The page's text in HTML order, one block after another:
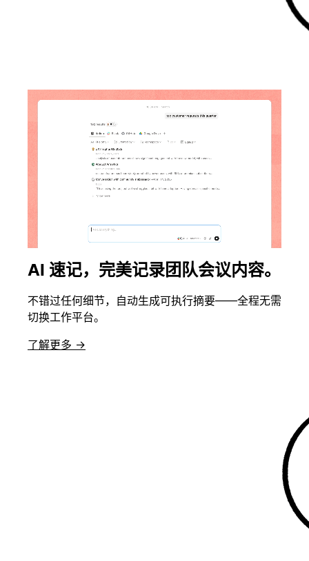
AI 速记，完美记录团队会议内容。
不错过任何细节，自动生成可执行摘要——全程无需
切换工作平台。
了解更多 →